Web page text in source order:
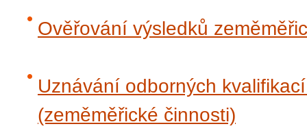
Ověřování výsledků
Uznávání odborných
(zeměměřické činnosti)